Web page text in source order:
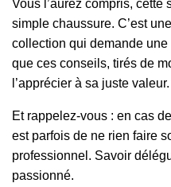
Vous l’aurez compris, cette
simple chaussure. C’est
collection qui demande une
que ces conseils, tirés de
l’apprécier à sa juste valeur.
Et rappelez-vous : en cas
est parfois de ne rien faire
professionnel. Savoir
passionné.